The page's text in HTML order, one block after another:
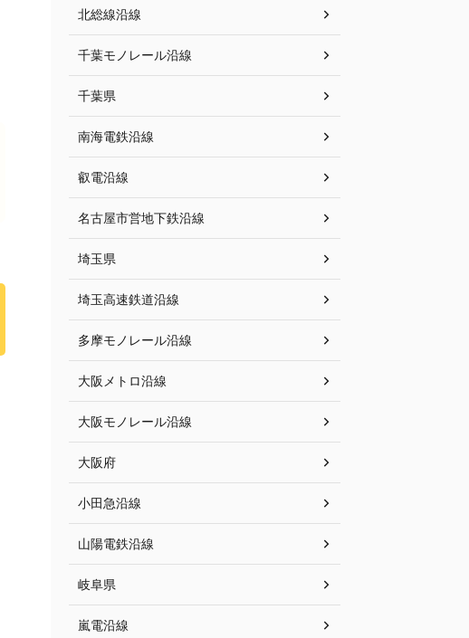
北総線沿線
千葉モノレール沿線
千葉県
南海電鉄沿線
叡電沿線
名古屋市営地下鉄沿線
埼玉県
埼玉高速鉄道沿線
多摩モノレール沿線
大阪メトロ沿線
大阪モノレール沿線
大阪府
小田急沿線
山陽電鉄沿線
岐阜県
嵐電沿線